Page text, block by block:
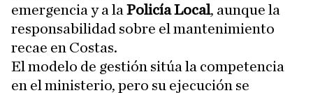
emergencia y a la Policía Local, aunque la
responsabilidad sobre el mantenimiento
recae en Costas.
El modelo de gestión sitúa la competencia
en el ministerio, pero su ejecución se